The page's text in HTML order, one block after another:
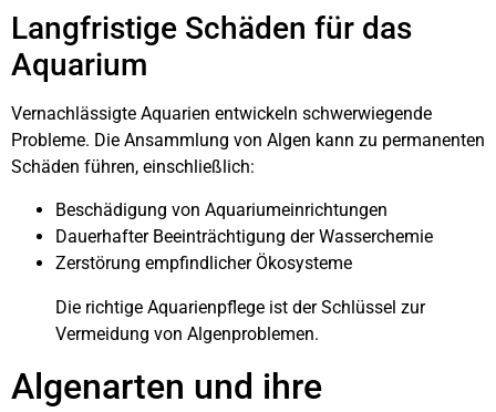
Langfristige Schäden für das
Aquarium
Vernachlässigte Aquarien entwickeln schwerwiegende
Probleme. Die Ansammlung von Algen kann zu permanenten
Schäden führen, einschließlich:
Beschädigung von Aquariumeinrichtungen
Dauerhafter Beeinträchtigung der Wasserchemie
Zerstörung empfindlicher Ökosysteme
Die richtige Aquarienpflege ist der Schlüssel zur
Vermeidung von Algenproblemen.
Algenarten und ihre